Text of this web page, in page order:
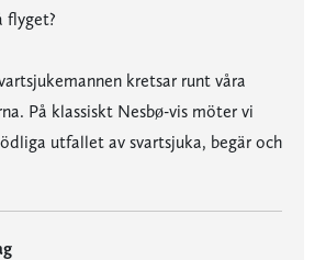
flyget?
kretsar runt våra
På klassiskt Nesbø-vis möter vi
utfallet av svartsjuka, begär och